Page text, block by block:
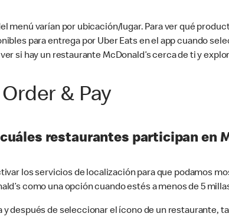
menú varían por ubicación/lugar. Para ver qué
para entrega por Uber Eats en el app cuando
si hay un restaurante McDonald’s cerca de ti y
& Pay
restaurantes participan en
los servicios de localización para que podamos
como una opción cuando estés a menos de 5
y después de seleccionar el ícono de un restaurante,